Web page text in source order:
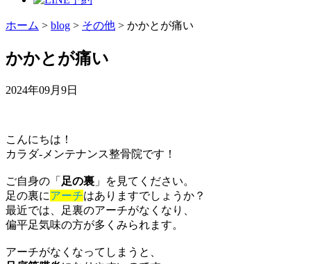
ホーム > blog > その他 > かかとが痛い
かかとが痛い
2024年09月9日
こんにちは！
カラダ‐メンテナンス整骨院です！
ご自身の「 足の裏 」を見てください。
足の裏にアーチはありますでしょうか？
最近では、足裏のアーチがなくなり、
偏平足気味の方が多くみられます。
アーチがなくなってしまうと、